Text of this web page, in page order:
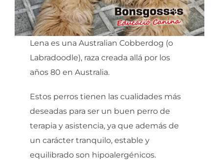
Lena es una Australian Cobberdog (o
Labradoodle), raza creada allá por los
años 80 en Australia.
Estos perros tienen las cualidades más
deseadas para ser un buen perro de
terapia y asistencia, ya que además de
un carácter tranquilo, estable y
equilibrado son hipoalergénicos.